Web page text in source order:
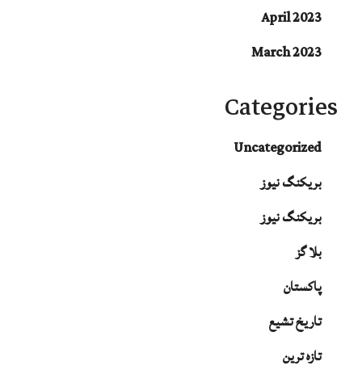
April 2023
March 2023
Categories
Uncategorized
بریکنگ نیوز
بریکنگ نیوز
بلا گز
پاکستان
تاریخ تشیع
تازہ ترین